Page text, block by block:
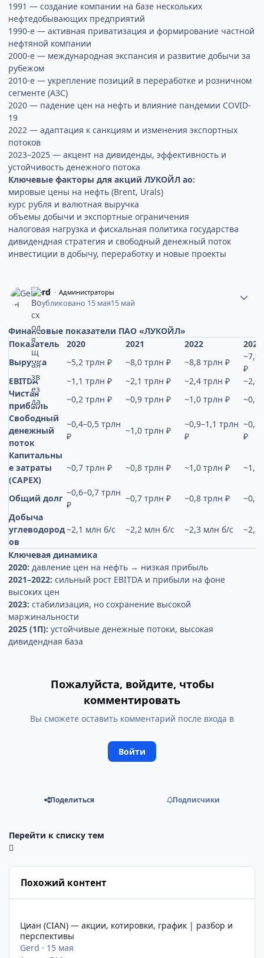
1991 — создание компании на базе нескольких
нефтедобывающих предприятий
1990-е — активная приватизация и формирование частной
нефтяной компании
2000-е — международная экспансия и развитие добычи за
рубежом
2010-е — укрепление позиций в переработке и розничном
сегменте (АЗС)
2020 — падение цен на нефть и влияние пандемии COVID-
19
2022 — адаптация к санкциям и изменения экспортных
потоков
2023–2025 — акцент на дивиденды, эффективность и
устойчивость денежного потока
Ключевые факторы для акций ЛУКОЙЛ ао:
мировые цены на нефть (Brent, Urals)
курс рубля и валютная выручка
объемы добычи и экспортные ограничения
налоговая нагрузка и фискальная политика государства
дивидендная стратегия и свободный денежный поток
инвестиции в добычу, переработку и новые проекты
Gerd Администраторы
Опубликовано 15 мая15 май
Финансовые показатели ПАО «ЛУКОЙЛ»
Показатель
2020 2021 2022
2023
Выручка
~5,2 трлн ₽ ~8,0 трлн ₽ ~8,8 трлн ₽
₽
EBITDA
~1,1 трлн ₽ ~2,1 трлн ₽ ~2,4 трлн ₽
~2,0
Чистая
прибыль
~0,2 трлн ₽ ~0,9 трлн ₽ ~1,0 трлн ₽
~0,9
Свободный
денежный
поток
~0,4–0,5 трлн
₽
~1,0 трлн ₽
~0,9–1,1 трлн
₽
₽
Капитальны
е затраты
(CAPEX)
~0,7 трлн ₽ ~0,8 трлн ₽ ~1,0 трлн ₽ ~1,1
Общий долг
~0,6–0,7 трлн
₽
~0,7 трлн ₽ ~0,8 трлн ₽
~0,9
Добыча
углеводород
ов
~2,1 млн б/с ~2,2 млн б/с ~2,3 млн б/с ~2,3
Ключевая динамика
2020: давление цен на нефть → низкая прибыль
2021–2022: сильный рост EBITDA и прибыли на фоне
высоких цен
2023: стабилизация, но сохранение высокой
маржинальности
2025 (1П): устойчивые денежные потоки, высокая
дивидендная база
Пожалуйста, войдите, чтобы
комментировать
Вы сможете оставить комментарий после входа в
Войти
Поделиться Подписчики
Перейти к списку тем
Похожий контент
Циан (CIAN) — акции, котировки, график | разбор и
перспективы
Gerd · 15 мая